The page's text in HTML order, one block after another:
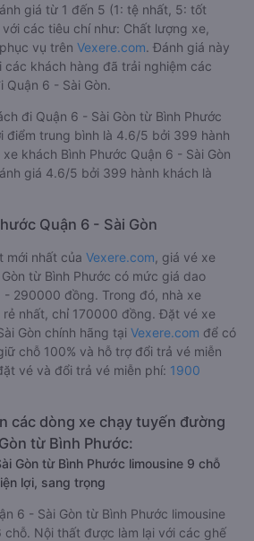
giá từ 1 đến 5 (1: tệ nhất, 5: tốt
các tiêu chí như: Chất lượng xe,
vụ trên Vexere.com. Đánh giá này
khách hàng đã trải nghiệm các
Quận 6 - Sài Gòn.
đi Quận 6 - Sài Gòn từ Bình Phước
điểm trung bình là 4.6/5 bởi 399 hành
khách Bình Phước Quận 6 - Sài Gòn
giá 4.6/5 bởi 399 hành khách là
Quận 6 - Sài Gòn
mới nhất của Vexere.com , giá vé xe
từ Bình Phước có mức giá dao
290000 đồng. Trong đó, nhà xe
rẻ nhất, chỉ 170000 đồng. Đặt vé xe
Gòn chính hãng tại Vexere.com để có
chỗ 100% và hỗ trợ đổi trả vé miễn
vé và đổi trả vé miễn phí: 1900
các dòng xe chạy tuyến đường
từ Bình Phước:
Gòn từ Bình Phước limousine 9 chỗ
lợi, sang trọng
6 - Sài Gòn từ Bình Phước limousine
chỗ. Nội thất được làm lại với các ghế